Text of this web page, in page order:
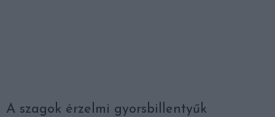
A szagok érzelmi gyorsbillentyűk